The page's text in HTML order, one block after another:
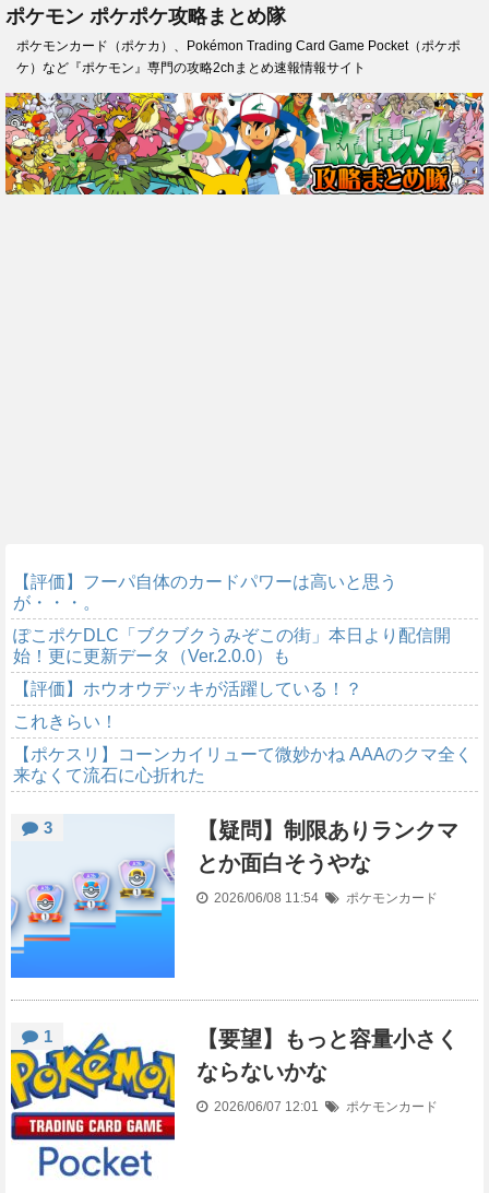
ポケモン ポケポケ攻略まとめ隊
ポケモンカード（ポケカ）、Pokémon Trading Card Game Pocket（ポケポ
ケ）など『ポケモン』専門の攻略2chまとめ速報情報サイト
【評価】フーパ自体のカードパワーは高いと思う
が・・・。
ぽこポケDLC「ブクブクうみぞこの街」本日より配信開
始！更に更新データ（Ver.2.0.0）も
【評価】ホウオウデッキが活躍している！？
これきらい！
【ポケスリ】コーンカイリューて微妙かね AAAのクマ全く
来なくて流石に心折れた
3
【疑問】制限ありランクマ
とか面白そうやな
2026/06/08 11:54 ポケモンカード
1
【要望】もっと容量小さく
ならないかな
2026/06/07 12:01 ポケモンカード